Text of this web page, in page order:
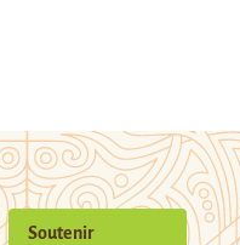
Soutenir